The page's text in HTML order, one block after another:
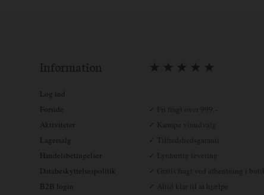
Information
Log ind
Forside
Aktiviteter
Lagersalg
Handelsbetingelser
Databeskyttelsespolitik
B2B login
★ ★ ★ ★ ★
✓ Fri fragt over 999,-
✓ Kæmpe vinudvalg
✓ Tilfredshedsgaranti
✓ Lynhurtig levering
✓ Gratis fragt ved afhentning i butik
✓ Altid klar til at hjælpe